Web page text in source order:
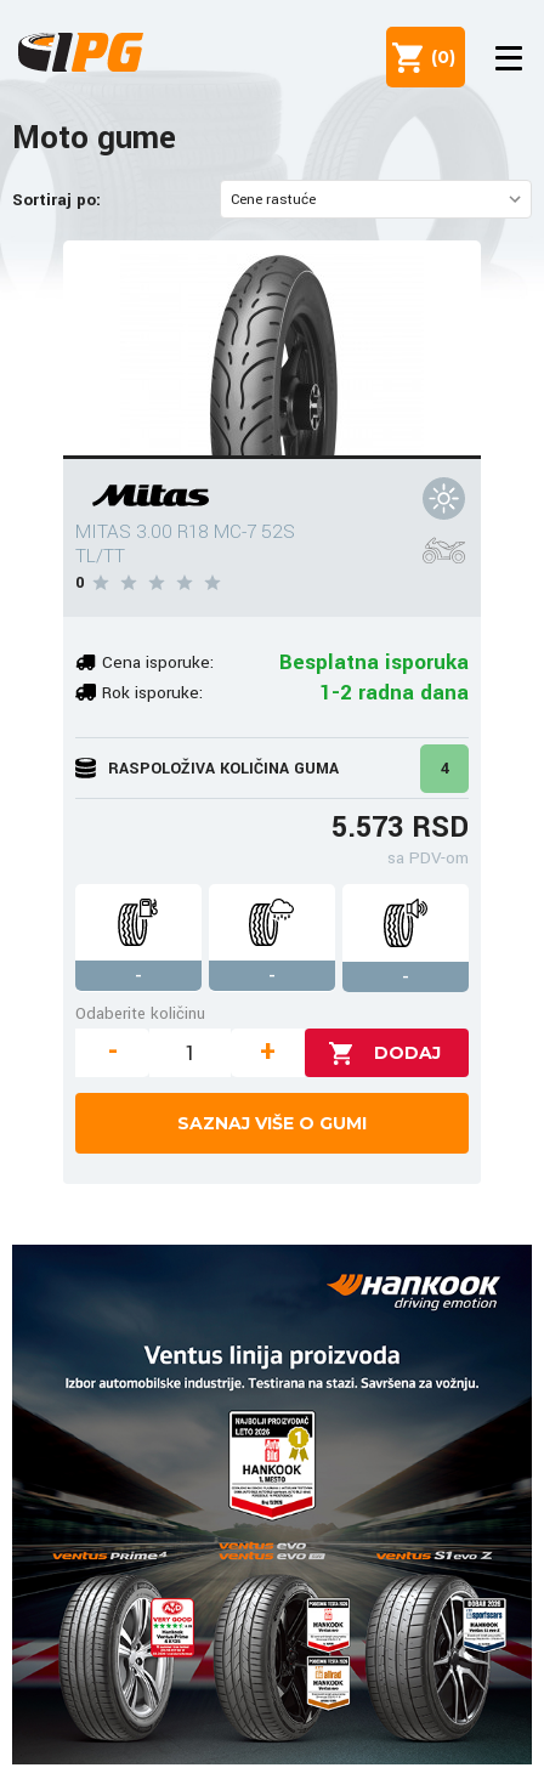
(0)
Moto gume
Sortiraj po:
MITAS 3.00 R18 MC-7 52S
TL/TT
0
Cena isporuke: Besplatna isporuka
Rok isporuke: 1-2 radna dana
RASPOLOŽIVA KOLIČINA GUMA 4
5.573 RSD
sa PDV-om
- -
-
Odaberite količinu
- +
SAZNAJ VIŠE O GUMI